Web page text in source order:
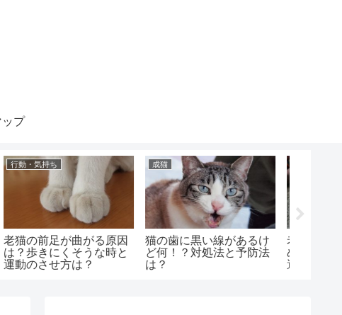
プ
健康・症状
猫がお腹を見せるのに噛
む理由は？撫で方と注意
点はどうする？
健康・症状
猫のお腹がポコポコ音が
する原因は？病気や対処
法は？